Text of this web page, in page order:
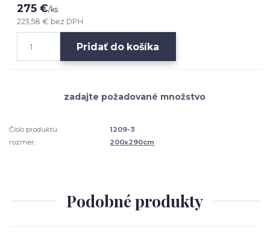
275 €/ks
223,58 € bez DPH
Pridať do košíka
Číslo produktu:
1209-3
rozmer:
200x290cm
Podobné produkty